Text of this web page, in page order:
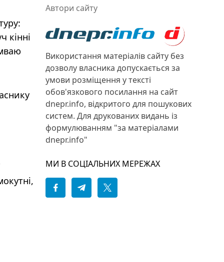
кінні
Автори сайту
Використання матеріалів сайту без
дозволу власника допускається за
умови розміщення у тексті
обов'язкового посилання на сайт
dnepr.info, відкритого для пошукових
систем. Для друкованих видань із
формулюванням "за матеріалами
dnepr.info"
МИ В СОЦІАЛЬНИХ МЕРЕЖАХ